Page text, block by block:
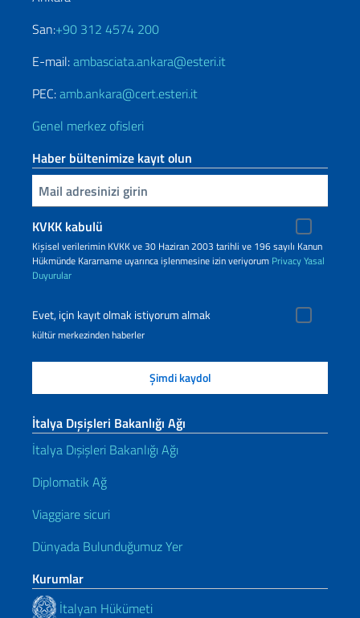
San:+90 312 4574 200
E-mail:ambasciata.ankara@esteri.it
PEC:amb.ankara@cert.esteri.it
Genel merkez ofisleri
Haber bültenimize kayıt olun
Inserisci la tua email
KVKK kabulü
Kişisel verilerimin KVKK ve 30 Haziran 2003 tarihli ve 196 sayılı Kanun
Hükmünde Kararname uyarınca işlenmesine izin veriyorum PrivacyYasal
Duyurular
Evet, için kayıt olmak istiyorum almak
kültür merkezinden haberler
İtalya Dışişleri Bakanlığı Ağı
İtalya Dışişleri Bakanlığı Ağı
Diplomatik Ağ
Viaggiare sicuri
Dünyada Bulunduğumuz Yer
Kurumlar
İtalyan Hükümeti